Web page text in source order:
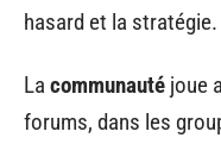
hasard et la stratégie.
La communauté joue
forums, dans les